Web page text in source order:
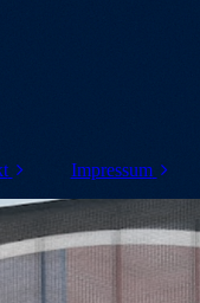
Impressum